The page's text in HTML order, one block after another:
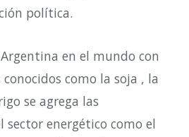
política.
en el mundo con
como la soja , la
se agrega las
sector energético como el